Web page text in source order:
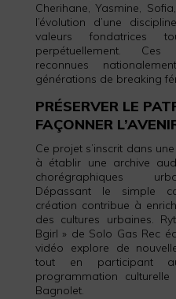
Cherihane, Yasmine,
l’évolution d’une
valeurs fondatrices
perpétuellement. Ces
reconnues
générations de breaking
PRÉSERVER LE
FAÇONNER
Ce projet s’inscrit dans
à établir une archive
chorégraphiques
Dépassant le simple
création contribue à
des cultures urbaines.
Bgirl » de Solo Gas Rec
vidéo explore de
tout en participant
programmation
Bagnolet.